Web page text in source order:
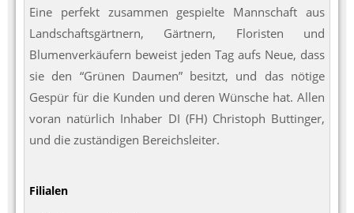
Eine perfekt zusammen gespielte Mannschaft aus
Landschaftsgärtnern, Gärtnern, Floristen und
Blumenverkäufern beweist jeden Tag aufs Neue, dass
sie den “Grünen Daumen” besitzt, und das nötige
Gespür für die Kunden und deren Wünsche hat. Allen
voran natürlich Inhaber DI (FH) Christoph Buttinger,
und die zuständigen Bereichsleiter.
Filialen